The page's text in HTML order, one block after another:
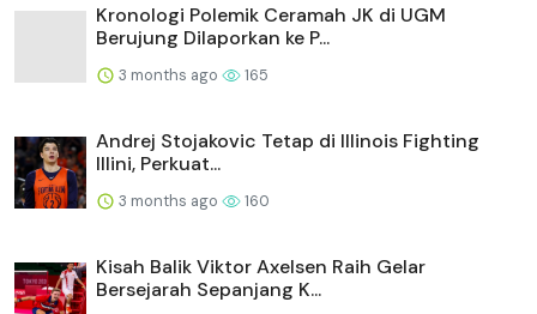
Kronologi Polemik Ceramah JK di UGM
Berujung Dilaporkan ke P...
3 months ago 165
Andrej Stojakovic Tetap di Illinois Fighting
Illini, Perkuat...
3 months ago 160
Kisah Balik Viktor Axelsen Raih Gelar
Bersejarah Sepanjang K...